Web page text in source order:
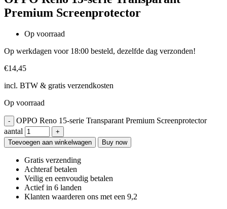
Premium Screenprotector
Op voorraad
Op werkdagen voor 18:00 besteld, dezelfde dag verzonden!
€14,45
incl. BTW & gratis verzendkosten
Op voorraad
OPPO Reno 15-serie Transparant Premium Screenprotector
aantal
Toevoegen aan winkelwagen Buy now
Gratis verzending
Achteraf betalen
Veilig en eenvoudig betalen
Actief in 6 landen
Klanten waarderen ons met een 9,2